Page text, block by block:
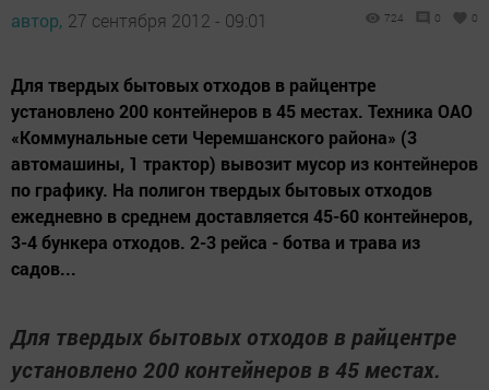
автор, 27 сентября 2012 - 09:01 724 0 0
Для твердых бытовых отходов в райцентре
установлено 200 контейнеров в 45 местах. Техника ОАО
«Коммунальные сети Черемшанского района» (3
автомашины, 1 трактор) вывозит мусор из контейнеров
по графику. На полигон твердых бытовых отходов
ежедневно в среднем доставляется 45-60 контейнеров,
3-4 бункера отходов. 2-3 рейса - ботва и трава из
садов...
Для твердых бытовых отходов в райцентре
установлено 200 контейнеров в 45 местах.